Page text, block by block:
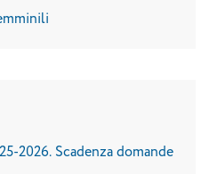
2026. Scadenza domande